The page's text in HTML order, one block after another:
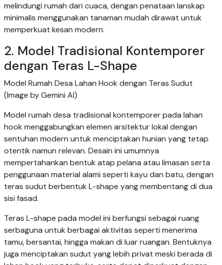
melindungi rumah dari cuaca, dengan penataan lanskap
minimalis menggunakan tanaman mudah dirawat untuk
memperkuat kesan modern.
2. Model Tradisional Kontemporer
dengan Teras L-Shape
Model Rumah Desa Lahan Hook dengan Teras Sudut
(Image by Gemini AI)
Model rumah desa tradisional kontemporer pada lahan
hook menggabungkan elemen arsitektur lokal dengan
sentuhan modern untuk menciptakan hunian yang tetap
otentik namun relevan. Desain ini umumnya
mempertahankan bentuk atap pelana atau limasan serta
penggunaan material alami seperti kayu dan batu, dengan
teras sudut berbentuk L-shape yang membentang di dua
sisi fasad.
Teras L-shape pada model ini berfungsi sebagai ruang
serbaguna untuk berbagai aktivitas seperti menerima
tamu, bersantai, hingga makan di luar ruangan. Bentuknya
juga menciptakan sudut yang lebih privat meski berada di